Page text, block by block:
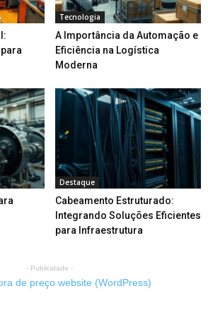
Tecnologia
A Importância da Automação e
Eficiência na Logística
Moderna
Destaque
Cabeamento Estruturado:
Integrando Soluções Eficientes
para Infraestrutura
- Publicidade -